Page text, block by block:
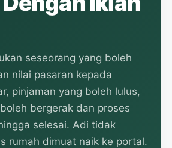
seseorang yang boleh
nilai pasaran kepada
pinjaman yang boleh lulus,
bergerak dan proses
selesai. Adi tidak
rumah dimuat naik ke portal.